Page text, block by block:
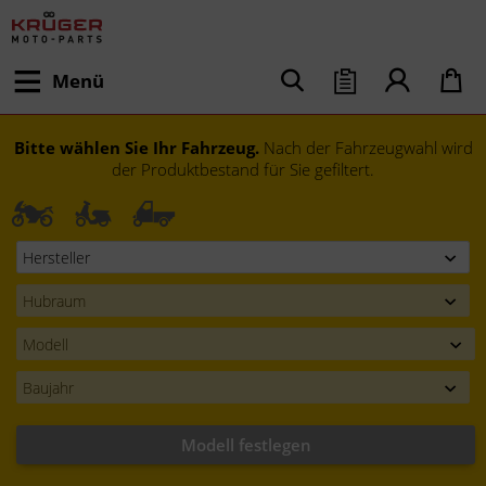
Menü
Bitte wählen Sie Ihr Fahrzeug. Nach der Fahrzeugwahl wird
der Produktbestand für Sie gefiltert.
Modell festlegen